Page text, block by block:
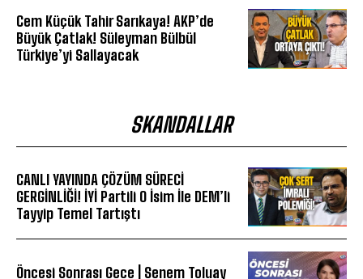
Cem Küçük Tahir Sarıkaya! AKP’de
Büyük Çatlak! Süleyman Bülbül
Türkiye’yi Sallayacak
SKANDALLAR
CANLI YAYINDA ÇÖZÜM SÜRECİ
GERGİNLİĞİ! İYİ Partili O İsim İle DEM’li
Tayyip Temel Tartıştı
Öncesi Sonrası Gece | Senem Toluay